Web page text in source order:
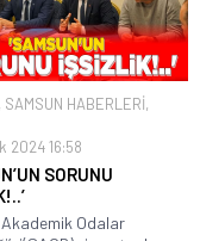
SAMSUN HABERLERİ,
2024 16:58
SORUNU
Odalar